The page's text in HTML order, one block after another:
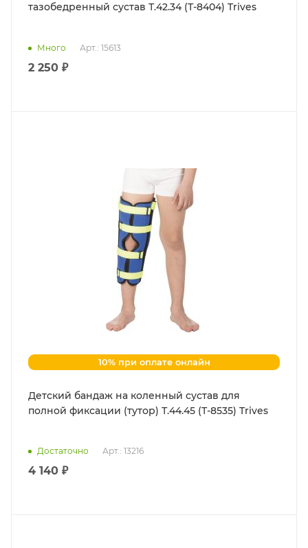
тазобедренный сустав Т.42.34 (Т-8404) Trives
Много Арт.: 15613
2 250 ₽
10% при оплате онлайн
Детский бандаж на коленный сустав для
полной фиксации (тутор) Т.44.45 (Т-8535) Trives
Достаточно Арт.: 13216
4 140 ₽